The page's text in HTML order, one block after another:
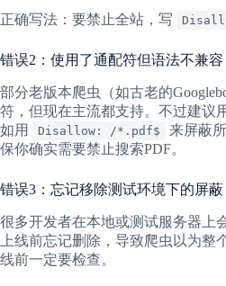
正确写法：要禁止全站，写
错误2：使用了通配符但语法不兼容
部分老版本爬虫（如古老的
符，但现在主流都支持。不过建议
如用
Disallow: /*.pdf$
来屏蔽
保你确实需要禁止搜索PDF。
错误3：忘记移除测试环境下的屏蔽
很多开发者在本地或测试服务器上
上线前忘记删除，导致爬虫以为整
线前一定要检查。